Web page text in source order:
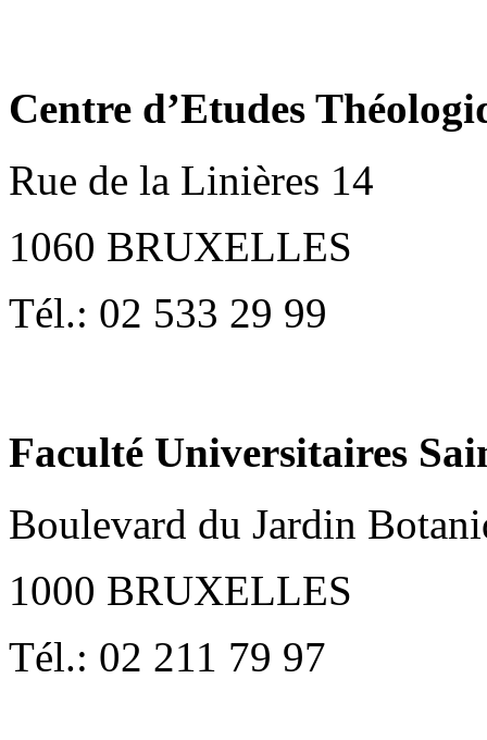
Centre d’Etudes
Rue de la Linières 14
1060 BRUXELLES
Tél.: 02 533 29 99
Faculté Universitaires
Boulevard du Jardin
1000 BRUXELLES
Tél.: 02 211 79 97